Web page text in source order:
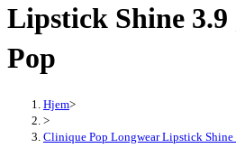
Lipstick Shine 3.9
Pop
Hjem>
>
Clinique Pop Longwear Lipstick Shine